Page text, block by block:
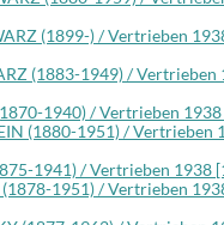
(1899-) / Vertrieben
(1883-1949) / Vertrieben
1940) / Vertrieben
(1880-1951) / Vertrieben
1941) / Vertrieben 1938
(1878-1951) / Vertrieben